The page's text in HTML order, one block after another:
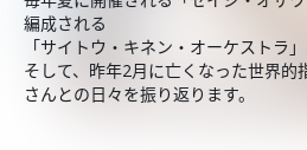
編成される
「サイトウ・キネン・オーケストラ」
そして、昨年2月に亡くなった世界的
さんとの日々を振り返ります。